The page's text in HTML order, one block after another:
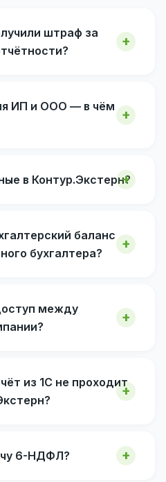
штраф за
ИП и ООО — в чём
в Контур.Экстерн?
баланс
бухгалтера?
между
из 1С не проходит
6-НДФЛ?